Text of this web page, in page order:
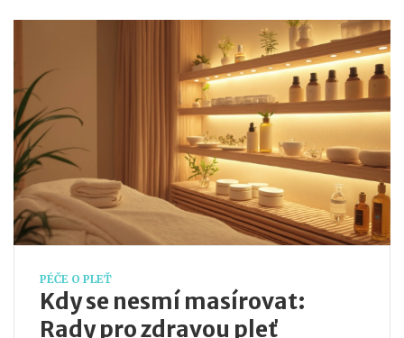
PÉČE O PLEŤ
Kdy se nesmí masírovat:
Rady pro zdravou pleť